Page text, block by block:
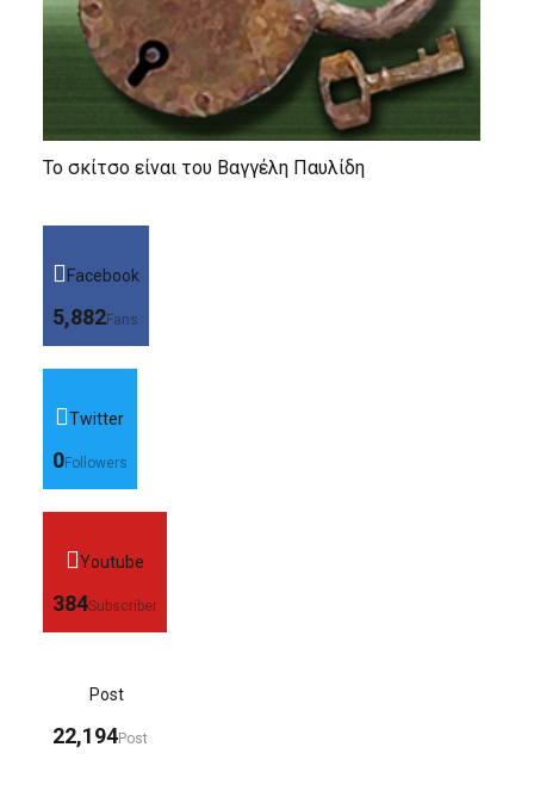
Το σκίτσο είναι του Βαγγέλη Παυλίδη
Facebook
5,882Fans
Twitter
0Followers
Youtube
384Subscriber
Post
22,194Post